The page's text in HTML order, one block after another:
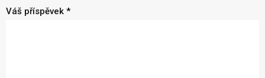
Váš příspěvek *